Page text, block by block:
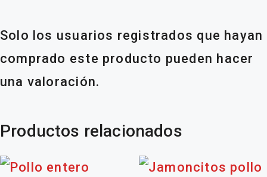
Solo los usuarios registrados que hayan
comprado este producto pueden hacer
una valoración.
Productos relacionados